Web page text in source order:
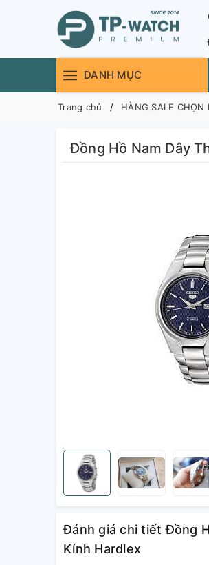
DANH MỤC
Trang chủ HÀNG SALE CHỌN
Đồng Hồ Nam Dây
Đánh giá chi tiết Đồng
Kính Hardlex